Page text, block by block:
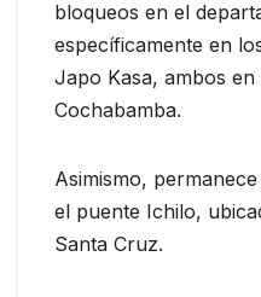
bloqueos en el
específicamente en
Japo Kasa, ambos
Cochabamba.
Asimismo,
el puente Ichilo,
Santa Cruz.